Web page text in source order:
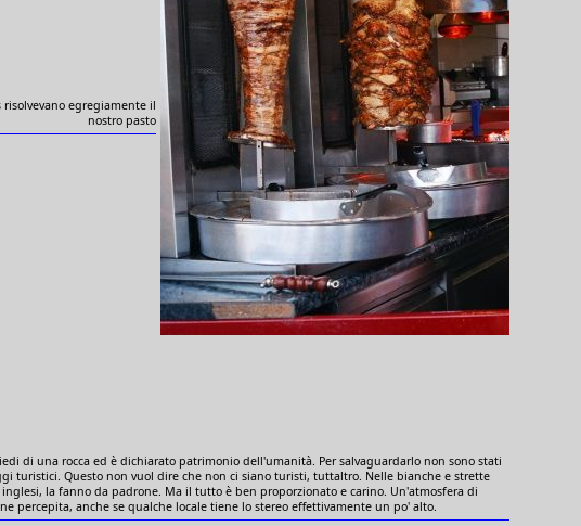
egregiamente il
nostro pasto
di una rocca ed è dichiarato patrimonio dell'umanità. Per salvaguardarlo non sono stati
turistici. Questo non vuol dire che non ci siano turisti, tuttaltro. Nelle bianche e strette
la fanno da padrone. Ma il tutto è ben proporzionato e carino. Un'atmosfera di
percepita, anche se qualche locale tiene lo stereo effettivamente un po' alto.